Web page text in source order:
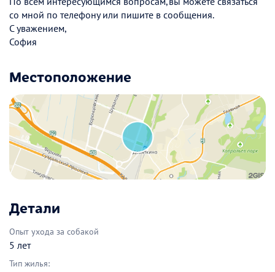
со мной по телефону или пишите в сообщения.
С уважением,
София
Местоположение
Детали
Опыт ухода за собакой
5 лет
Тип жилья: